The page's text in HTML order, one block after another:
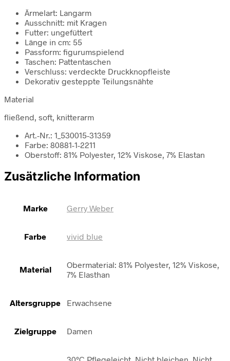
Ärmelart: Langarm
Ausschnitt: mit Kragen
Futter: ungefüttert
Länge in cm: 55
Passform: figurumspielend
Taschen: Pattentaschen
Verschluss: verdeckte Druckknopfleiste
Dekorativ gesteppte Teilungsnähte
Material
fließend, soft, knitterarm
Art.-Nr.: 1_530015-31359
Farbe: 80881-1-2211
Oberstoff: 81% Polyester, 12% Viskose, 7% Elastan
Zusätzliche Information
Marke Gerry Weber
Farbe vivid blue
Material
Obermaterial: 81% Polyester, 12% Viskose,
7% Elasthan
Altersgruppe Erwachsene
Zielgruppe Damen